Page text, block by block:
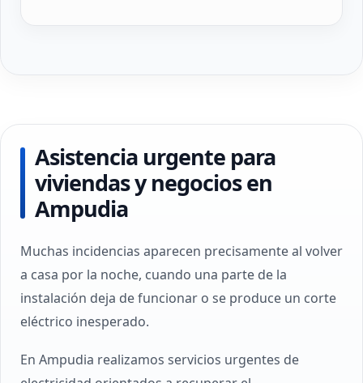
Asistencia urgente para
viviendas y negocios en
Ampudia
Muchas incidencias aparecen precisamente al volver
a casa por la noche, cuando una parte de la
instalación deja de funcionar o se produce un corte
eléctrico inesperado.
En Ampudia realizamos servicios urgentes de